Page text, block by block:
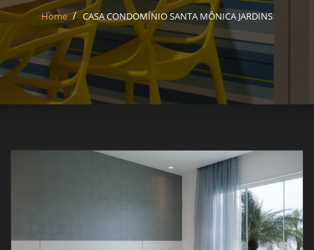
Home CASA CONDOMÍNIO SANTA MÔNICA JARDINS